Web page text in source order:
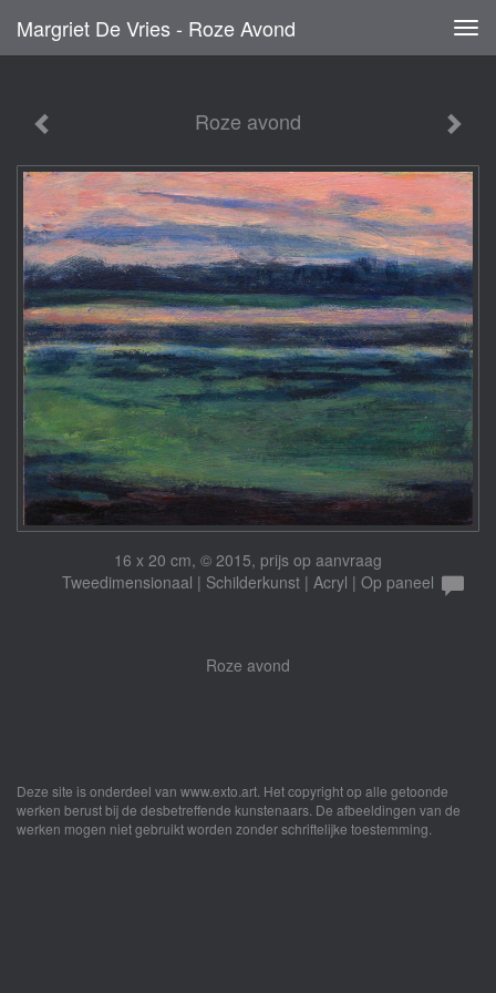
Margriet De Vries - Roze Avond
Roze avond
16 x 20 cm, © 2015, prijs op aanvraag
Tweedimensionaal | Schilderkunst | Acryl | Op paneel
Roze avond
Deze site is onderdeel van www.exto.art . Het copyright op alle getoonde
werken berust bij de desbetreffende kunstenaars. De afbeeldingen van de
werken mogen niet gebruikt worden zonder schriftelijke toestemming.